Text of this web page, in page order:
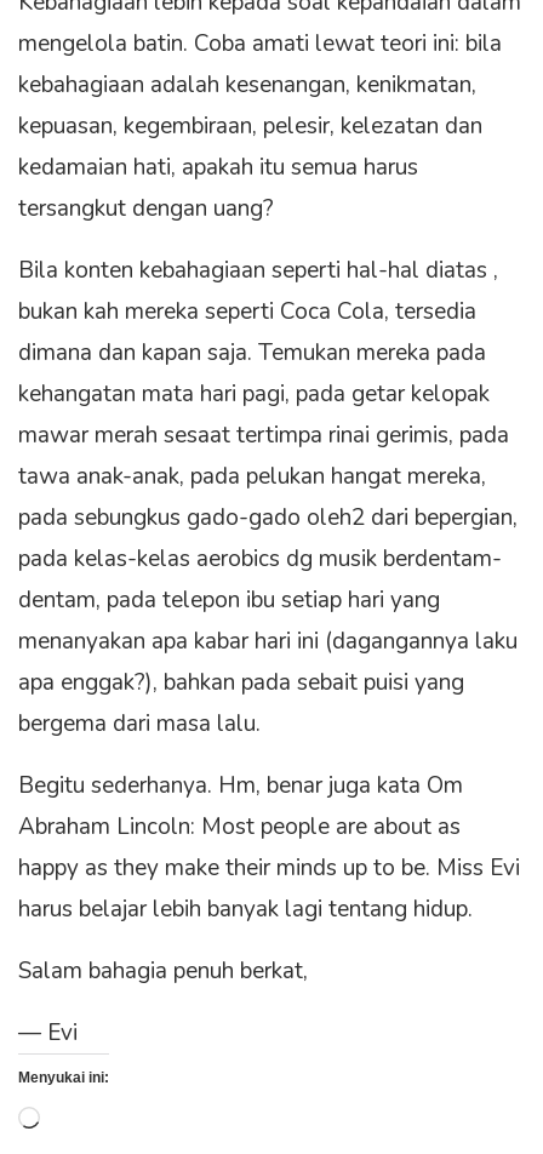
mengelola batin. Coba amati lewat teori ini: bila
kebahagiaan adalah kesenangan, kenikmatan,
kepuasan, kegembiraan, pelesir, kelezatan dan
kedamaian hati, apakah itu semua harus
tersangkut dengan uang?
Bila konten kebahagiaan seperti hal-hal diatas ,
bukan kah mereka seperti Coca Cola, tersedia
dimana dan kapan saja. Temukan mereka pada
kehangatan mata hari pagi, pada getar kelopak
mawar merah sesaat tertimpa rinai gerimis, pada
tawa anak-anak, pada pelukan hangat mereka,
pada sebungkus gado-gado oleh2 dari bepergian,
pada kelas-kelas aerobics dg musik berdentam-
dentam, pada telepon ibu setiap hari yang
menanyakan apa kabar hari ini (dagangannya laku
apa enggak?), bahkan pada sebait puisi yang
bergema dari masa lalu.
Begitu sederhanya. Hm, benar juga kata Om
Abraham Lincoln: Most people are about as
happy as they make their minds up to be. Miss Evi
harus belajar lebih banyak lagi tentang hidup.
Salam bahagia penuh berkat,
— Evi
Menyukai ini:
Memuat...